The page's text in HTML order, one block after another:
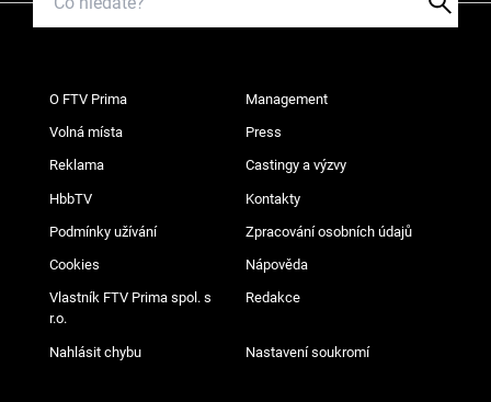
O FTV Prima Management
Volná místa Press
Reklama Castingy a výzvy
HbbTV Kontakty
Podmínky užívání Zpracování osobních údajů
Cookies Nápověda
Vlastník FTV Prima spol. s
r.o.
Redakce
Nahlásit chybu Nastavení soukromí